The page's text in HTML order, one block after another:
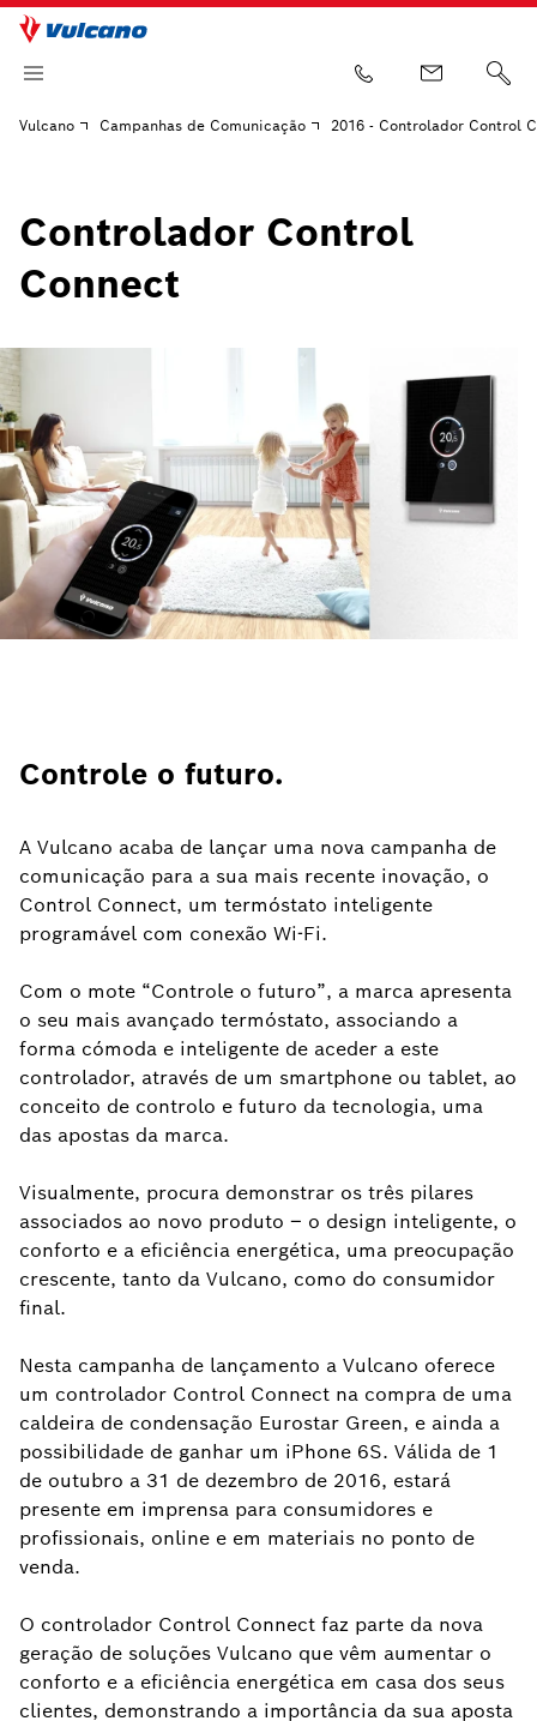
Vulcano Campanhas de Comunicação 2016 - Controlador Control
Controlador Control
Connect
Controle o futuro.
A Vulcano acaba de lançar uma nova campanha de
comunicação para a sua mais recente inovação, o
Control Connect, um termóstato inteligente
programável com conexão Wi-Fi.
Com o mote “Controle o futuro”, a marca apresenta
o seu mais avançado termóstato, associando a
forma cómoda e inteligente de aceder a este
controlador, através de um smartphone ou tablet, ao
conceito de controlo e futuro da tecnologia, uma
das apostas da marca.
Visualmente, procura demonstrar os três pilares
associados ao novo produto – o design inteligente, o
conforto e a eficiência energética, uma preocupação
crescente, tanto da Vulcano, como do consumidor
final.
Nesta campanha de lançamento a Vulcano oferece
um controlador Control Connect na compra de uma
caldeira de condensação Eurostar Green, e ainda a
possibilidade de ganhar um iPhone 6S. Válida de 1
de outubro a 31 de dezembro de 2016, estará
presente em imprensa para consumidores e
profissionais, online e em materiais no ponto de
venda.
O controlador Control Connect faz parte da nova
geração de soluções Vulcano que vêm aumentar o
conforto e a eficiência energética em casa dos seus
clientes, demonstrando a importância da sua aposta